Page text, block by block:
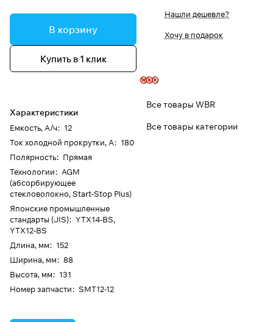
В корзину
Купить в 1 клик
Характеристики
Емкость, А/ч: 12
Ток холодной прокрутки, А: 180
Полярность: Прямая
Технологии: AGM
(абсорбирующее
стекловолокно, Start-Stop Plus)
Японские промышленные
стандарты (JIS): YTX14-BS,
YTX12-BS
Длина, мм: 152
Ширина, мм: 88
Высота, мм: 131
Номер запчасти: SMT12-12
Нашли дешевле?
Хочу в подарок
Все товары WBR
Все товары категории